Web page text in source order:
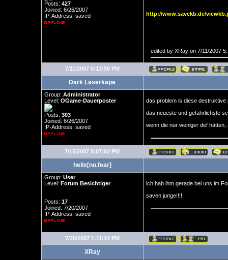
Posts: 427
Joined: 6/26/2007
IP-Address: saved
http://www.savekb.de/
edited by XRay on 7/11/2007
7/11/2007 5:13:50 PM
Dark Laserkape
Group: Administrator
Level: OGame-Dauerposter
Posts: 303
Joined: 6/26/2007
IP-Address: saved
das problem is diese
das neueste und gefährlichste
wenn die nur weniger def
7/15/2007 5:07:02 PM
helix[no.fear]
Group: User
Level: Forum Besichtiger
Posts: 17
Joined: 7/20/2007
IP-Address: saved
ich hab ihm gerade bei uns im
saven junge!!!!
7/20/2007 1:11:14 PM
XRay